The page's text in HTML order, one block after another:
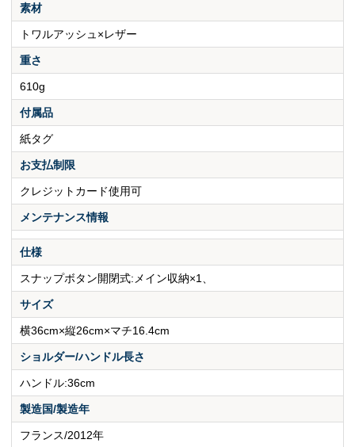
素材
トワルアッシュ×レザー
重さ
610g
付属品
紙タグ
お支払制限
クレジットカード使用可
メンテナンス情報
仕様
スナップボタン開閉式:メイン収納×1、
サイズ
横36cm×縦26cm×マチ16.4cm
ショルダー/ハンドル長さ
ハンドル:36cm
製造国/製造年
フランス/2012年